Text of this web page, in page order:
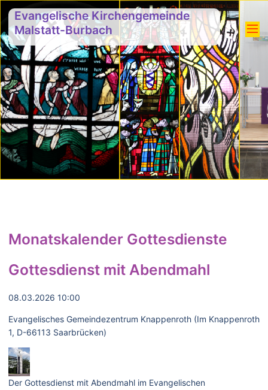
Evangelische Kirchengemeinde
Malstatt-Burbach
Monatskalender Gottesdienste
Gottesdienst mit Abendmahl
08.03.2026 10:00
Evangelisches Gemeindezentrum Knappenroth (Im Knappenroth
1, D-66113 Saarbrücken)
Der Gottesdienst mit Abendmahl im Evangelischen